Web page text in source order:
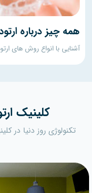
همه چیز درباره
آشنایی با انواع روش های
کلینیک
تکنولوژی روز دنیا در